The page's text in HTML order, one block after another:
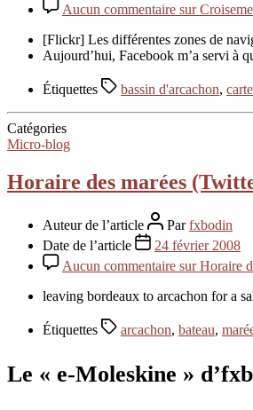
Aucun commentaire sur
[Flickr] Les différentes zones de
Aujourd’hui, Facebook m’a servi à
Étiquettes bassin d'arcachon, carte
Catégories
Micro-blog
Horaire des marées
Auteur de l’article Parfxbodin
Date de l’article
24 février 2008
Aucun commentaire sur Horaire
leaving bordeaux to arcachon for a
Étiquettes arcachon, bateau,
Le « e-Moleskine »